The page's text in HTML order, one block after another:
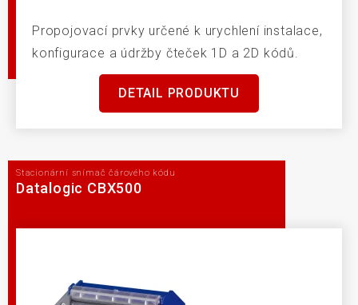
Propojovací prvky určené k urychlení instalace,
konfigurace a údržby čteček 1D a 2D kódů.
DETAIL PRODUKTU
Stacionární snímač čárového kódu
Datalogic CBX500